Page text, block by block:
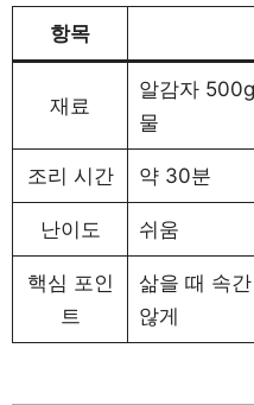
항목
재료
알감자
물
조리 시간 약 30분
난이도 쉬움
핵심 포인
트
삶을 때 속
않게